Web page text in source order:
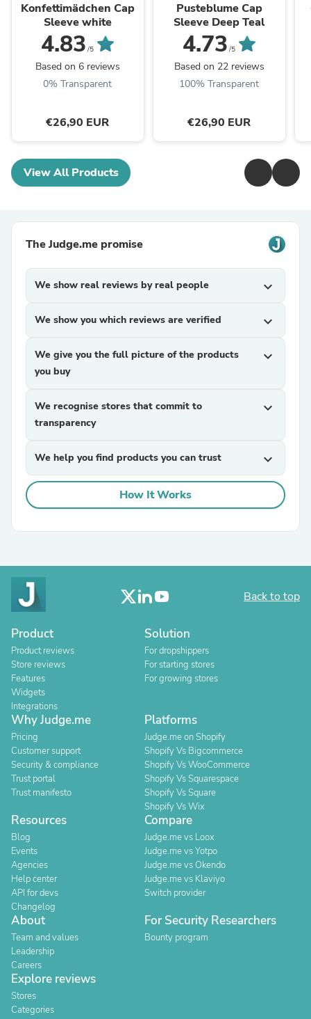
Konfettimädchen Cap
Sleeve white
4.83 /5
Based on 6 reviews
0% Transparent
€26,90 EUR
Pusteblume Cap
Sleeve Deep Teal
4.73 /5
Based on 22 reviews
100% Transparent
€26,90 EUR
View All Products
The Judge.me promise
We show real reviews by real people expand_more
We show you which reviews are verified expand_more
We give you the full picture of the products
you buy
expand_more
We recognise stores that commit to
transparency
expand_more
We help you find products you can trust expand_more
How It Works
Back to top
Product
Product reviews
Store reviews
Features
Widgets
Integrations
Solution
For dropshippers
For starting stores
For growing stores
Why Judge.me
Pricing
Customer support
Security & compliance
Trust portal
Trust manifesto
Platforms
Judge.me on Shopify
Shopify Vs Bigcommerce
Shopify Vs WooCommerce
Shopify Vs Squarespace
Shopify Vs Square
Shopify Vs Wix
Resources
Blog
Events
Agencies
Help center
API for devs
Changelog
Compare
Judge.me vs Loox
Judge.me vs Yotpo
Judge.me vs Okendo
Judge.me vs Klaviyo
Switch provider
About
Team and values
Leadership
Careers
For Security Researchers
Bounty program
Explore reviews
Stores
Categories